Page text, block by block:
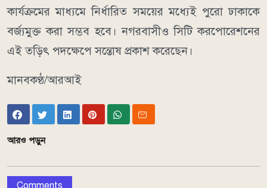
কার্যক্রমের মাধ্যমে নির্ধারিত সময়ের মধ্যেই পুরো ঢাকাকে
বর্জ্যমুক্ত করা সম্ভব হবে। নগরবাসীও সিটি করপোরেশনের
এই তড়িৎ পদক্ষেপে সন্তোষ প্রকাশ করেছেন।
মানবকণ্ঠ/আরআই
আরও পড়ুন